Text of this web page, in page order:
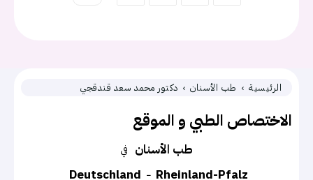
الرئيسية طب الأسنان دكتور محمد سعد قندقجي
الاختصاص الطبي و الموقع
في طب الأسنان
Deutschland
Rheinland-Pfalz